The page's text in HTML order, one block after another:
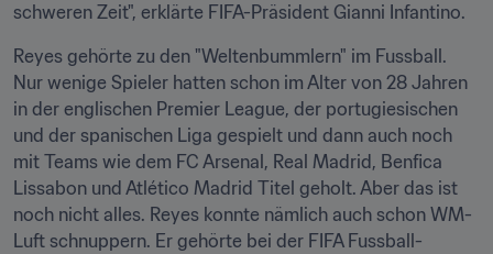
schweren Zeit", erklärte FIFA-Präsident Gianni Infantino.
Reyes gehörte zu den "Weltenbummlern" im Fussball.
Nur wenige Spieler hatten schon im Alter von 28 Jahren
in der englischen Premier League, der portugiesischen
und der spanischen Liga gespielt und dann auch noch
mit Teams wie dem FC Arsenal, Real Madrid, Benfica
Lissabon und Atlético Madrid Titel geholt. Aber das ist
noch nicht alles. Reyes konnte nämlich auch schon WM-
Luft schnuppern. Er gehörte bei der FIFA Fussball-